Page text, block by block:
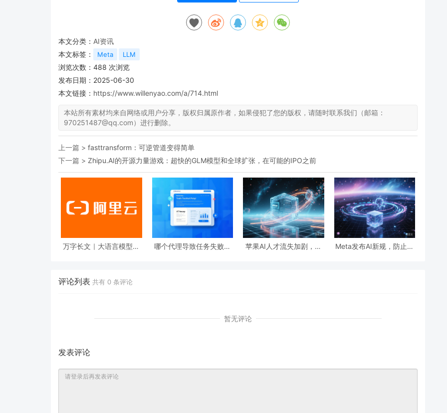
本文分类： AI资讯
本文标签：
Meta LLM
浏览次数： 488 次浏览
发布日期：2025-06-30
本文链接： https://www.willenyao.com/a/714.html
本站所有素材均来自网络或用户分享，版权归属原作者，如果侵犯了您的版权，请随时联系我们（邮箱：
970251487@qq.com）进行删除。
上一篇 > fasttransform：可逆管道变得简单
下一篇 > Zhipu.AI的开源力量游戏：超快的GLM模型和全球扩张，在可能的IPO之前
万字长文｜大语言模型结
哪个代理导致任务失败以
苹果AI人才流失加剧，机
Meta发布AI新规，防止聊
评论列表 共有 0 条评论
暂无评论
发表评论